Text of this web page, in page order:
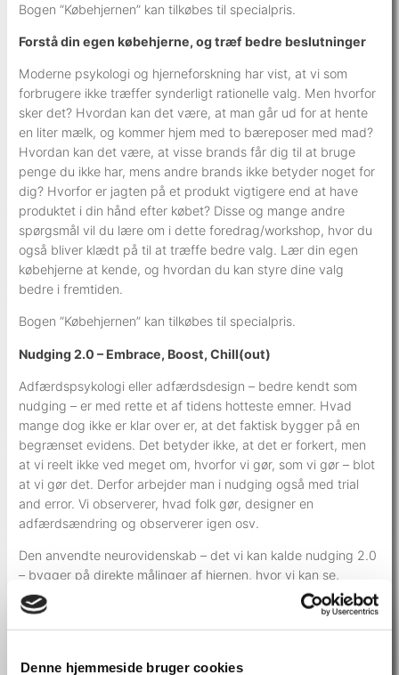
Denne hjemmeside bruger cookies
Bogen “Købehjernen” kan tilkøbes til specialpris.
Forstå din egen købehjerne, og træf bedre beslutninger
Moderne psykologi og hjerneforskning har vist, at vi som
forbrugere ikke træffer synderligt rationelle valg. Men hvorfor
sker det? Hvordan kan det være, at man går ud for at hente
en liter mælk, og kommer hjem med to bæreposer med mad?
Hvordan kan det være, at visse brands får dig til at bruge
penge du ikke har, mens andre brands ikke betyder noget for
dig? Hvorfor er jagten på et produkt vigtigere end at have
produktet i din hånd efter købet? Disse og mange andre
spørgsmål vil du lære om i dette foredrag/workshop, hvor du
også bliver klædt på til at træffe bedre valg. Lær din egen
købehjerne at kende, og hvordan du kan styre dine valg
bedre i fremtiden.
Bogen “Købehjernen” kan tilkøbes til specialpris.
Nudging 2.0 – Embrace, Boost, Chill(out)
Adfærdspsykologi eller adfærdsdesign – bedre kendt som
nudging – er med rette et af tidens hotteste emner. Hvad
mange dog ikke er klar over er, at det faktisk bygger på en
begrænset evidens. Det betyder ikke, at det er forkert, men
at vi reelt ikke ved meget om, hvorfor vi gør, som vi gør – blot
at vi gør det. Derfor arbejder man i nudging også med trial
and error. Vi observerer, hvad folk gør, designer en
adfærdsændring og observerer igen osv.
Den anvendte neurovidenskab – det vi kan kalde nudging 2.0
– bygger på direkte målinger af hjernen, hvor vi kan se,
hvorfor folk gør, som de gør. Baseret på mange års forskning
ved vi nu, at der er 3 elementer, der skal til for at skabe
varige adfærdsændringer, og vi ved, hvilke mekanismer i